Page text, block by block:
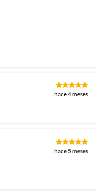
hace 4 meses
hace 5 meses